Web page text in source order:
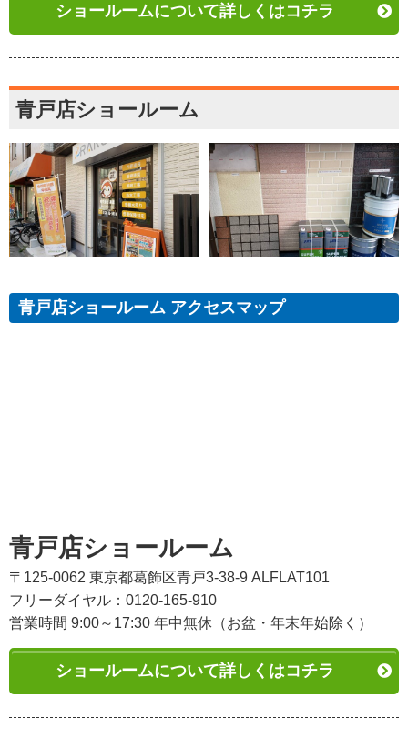
ショールームについて詳しくはコチラ
青戸店ショールーム
青戸店ショールーム アクセスマップ
青戸店ショールーム
〒125-0062 東京都葛飾区青戸3-38-9 ALFLAT101
フリーダイヤル：0120-165-910
営業時間 9:00～17:30 年中無休（お盆・年末年始除く）
ショールームについて詳しくはコチラ